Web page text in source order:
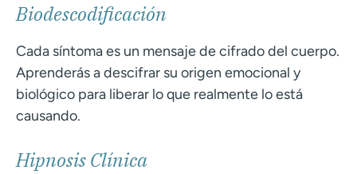
Biodescodificación
Cada síntoma es un mensaje de cifrado del cuerpo.
Aprenderás a descifrar su origen emocional y
biológico para liberar lo que realmente lo está
causando.
Hipnosis Clínica